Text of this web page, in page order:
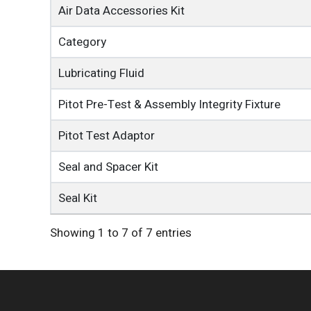
Air Data Accessories Kit
Category
Lubricating Fluid
Pitot Pre-Test & Assembly Integrity Fixture
Pitot Test Adaptor
Seal and Spacer Kit
Seal Kit
Showing 1 to 7 of 7 entries